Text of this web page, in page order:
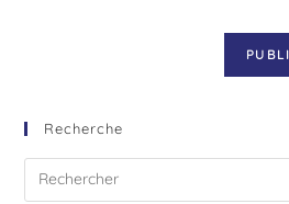
Recherche